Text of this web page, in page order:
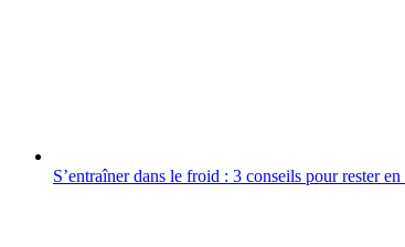
S’entraîner dans le froid : 3 conseils pour rester